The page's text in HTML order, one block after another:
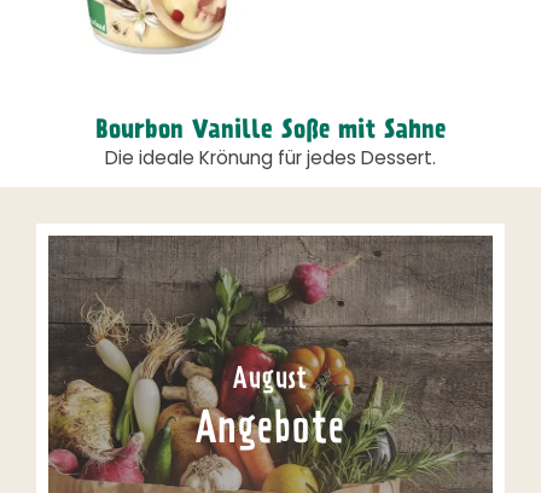
Bourbon Vanille Soße mit Sahne
Die ideale Krönung für jedes Dessert.
August
Angebote